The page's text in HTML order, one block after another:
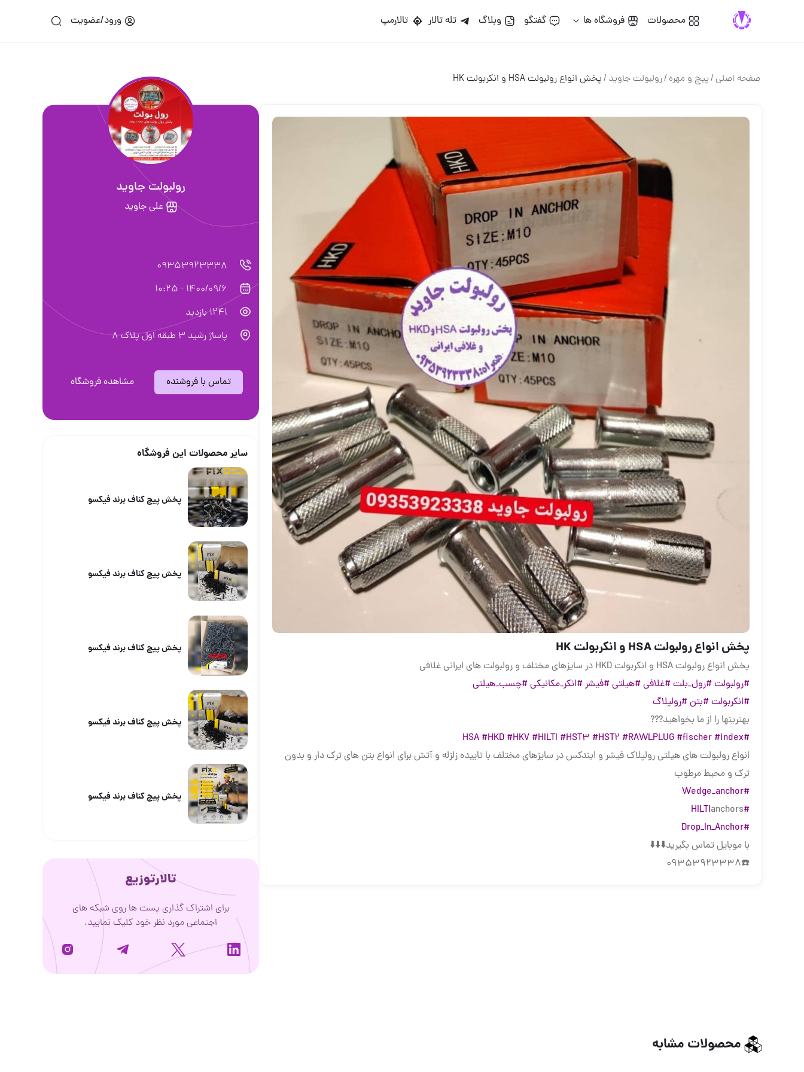
محصولات فروشگاه ها گفتگو وبلاگ تله تالار تالارمپ ورود/عضویت
صفحه اصلی/پيچ و مهره/رولبولت جاوید /پخش انواع رولبولت HSA و انکربولت HK
پخش انواع رولبولت HSA و انکربولت HK
پخش انواع رولبولت HSA و انکربولت HKD در سایزهای مختلف و رولبولت های ایرانی غلافی
#رولبولت#رول_بلت#غلافی#هیلتی#فیشر#انکر_مکانیکی#چسب_هیلتی
#انکربولت#بتن#رولپلاگ
بهترینها را از ما بخواهید???
#HSA
#HKD #HKV #HILTI #HST3 #HST2 #RAWLPLUG #fischer #index
انواع رولبولت های هیلتی رولپلاک فیشر و ایندکس در سایزهای مختلف با تاییده زلزله و آتش برای انواع بتن های ترک دار و بدون
ترک و محیط مرطوب
#Wedge_anchor
#HILTI
anchors
#Drop_In_Anchor
با موبایل تماس بگیرید⬇️⬇️⬇️
☎️09353923338
رولبولت جاوید
علی جاوید
09353923338
1400/09/6 - 10:25
1241 بازدید
پاساژ رشید 3 طبقه اول پلاک 8
تماس با فروشنده مشاهده فروشگاه
سایر محصولات این فروشگاه
پخش پیچ کناف برند فیکسو
پخش پیچ کناف برند فیکسو
پخش پیچ کناف برند فیکسو
پخش پیچ کناف برند فیکسو
پخش پیچ کناف برند فیکسو
تالارتوزیع
برای اشتراک گذاری پست ها روی شبکه های
اجتماعی مورد نظر خود کلیک نمایید.
محصولات مشابه